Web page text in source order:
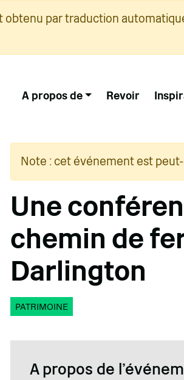
obtenu par traduction
A propos de Revoir
Note : cet événement est
Une
chemin de
Darlington
PATRIMOINE
A propos de